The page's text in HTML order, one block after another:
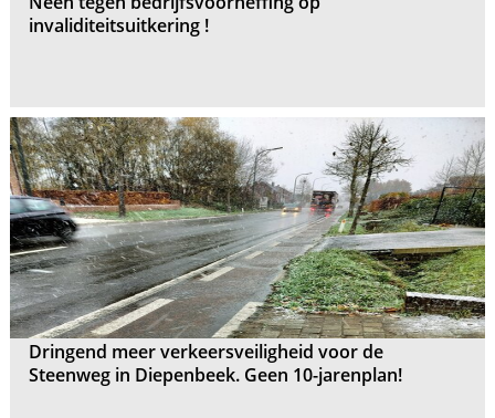
invaliditeitsuitkering !
Dringend meer verkeersveiligheid voor de
Steenweg in Diepenbeek. Geen 10-jarenplan!